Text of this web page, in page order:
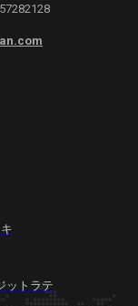
ットラテ